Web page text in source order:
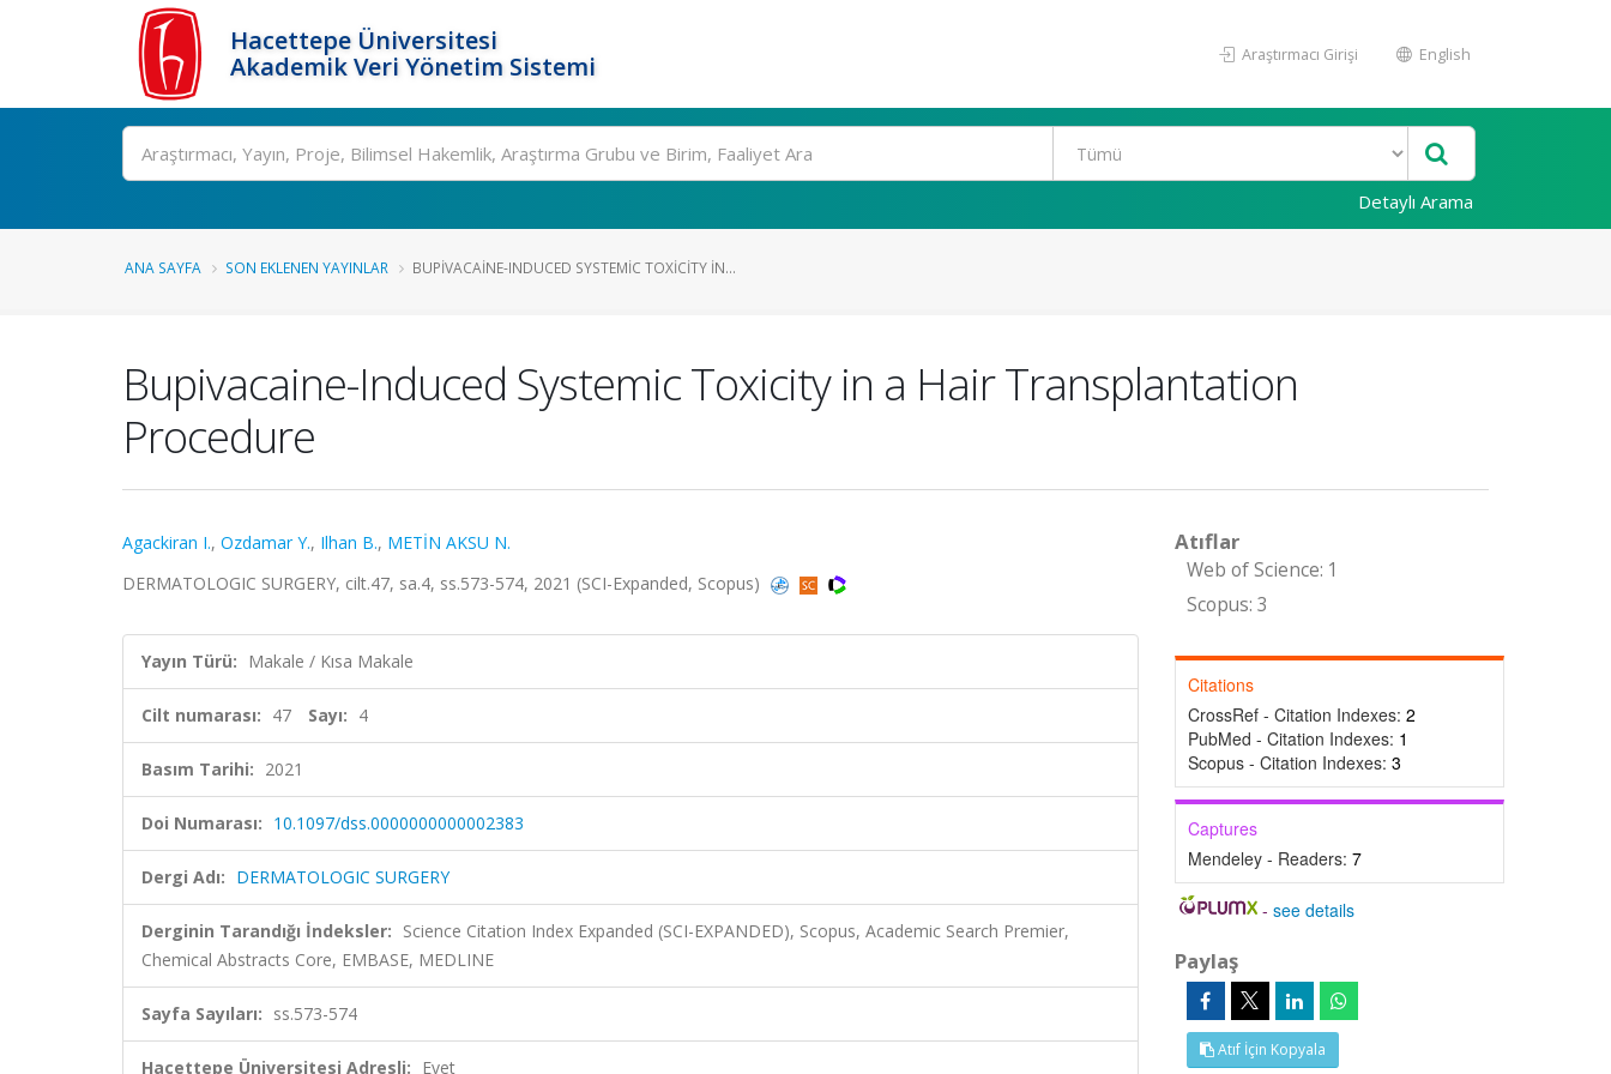
Hacettepe Üniversitesi
Akademik Veri Yönetim Sistemi
Araştırmacı Girişi English
Ara
Detaylı Arama
ANA SAYFA SON EKLENEN YAYINLAR BUPIVACAINE-INDUCED SYSTEMIC TOXICITY IN...
Bupivacaine-Induced Systemic Toxicity in a Hair Transplantation
Procedure
Agackiran I., Ozdamar Y., Ilhan B., METİN AKSU N.
DERMATOLOGIC SURGERY, cilt.47, sa.4, ss.573-574, 2021 (SCI-Expanded, Scopus)
Yayın Türü: Makale / Kısa Makale
Cilt numarası: 47 Sayı: 4
Basım Tarihi: 2021
Doi Numarası: 10.1097/dss.0000000000002383
Dergi Adı: DERMATOLOGIC SURGERY
Derginin Tarandığı İndeksler: Science Citation Index Expanded (SCI-EXPANDED), Scopus, Academic Search Premier,
Chemical Abstracts Core, EMBASE, MEDLINE
Sayfa Sayıları: ss.573-574
Hacettepe Üniversitesi Adresli: Evet
Atıflar
Web of Science: 1
Scopus: 3
Citations
CrossRef - Citation Indexes: 2
PubMed - Citation Indexes: 1
Scopus - Citation Indexes: 3
Captures
Mendeley - Readers: 7
-see details
Paylaş
Atıf İçin Kopyala